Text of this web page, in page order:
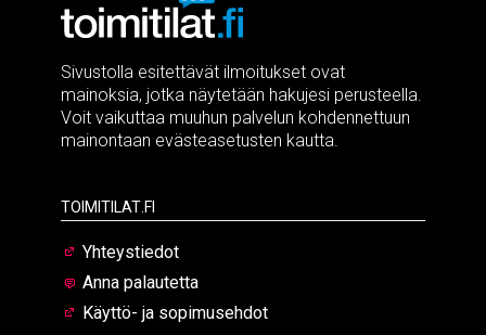
Sivustolla esitettävät ilmoitukset ovat
mainoksia, jotka näytetään hakujesi perusteella.
Voit vaikuttaa muuhun palvelun kohdennettuun
mainontaan evästeasetusten kautta.
Toimitilat.fi
Yhteystiedot
Anna palautetta
Käyttö- ja sopimusehdot